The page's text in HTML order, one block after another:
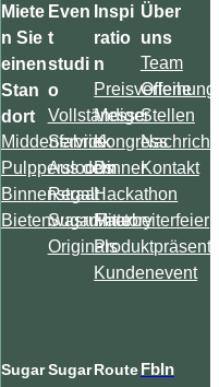
Miete
n Sie
einen
Stan
dort
Middenfabriek
Pulppersloods
Binnenstraat
Bietenwasruimte
Even
t
studi
o
Vollständiger
Service
Aus dem
Regal
SugarFactory
Originals
Inspi
ratio
n
Preisverleihung
Messe
Kongress
Dinner
Hackathon
Mitarbeiterfeier
Kundenevent
Über
uns
Team
Offene
Stellen
Kontakt
SugarSugar Route FbIn